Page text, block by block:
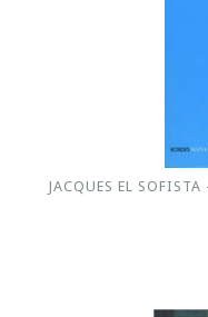
JACQUES EL